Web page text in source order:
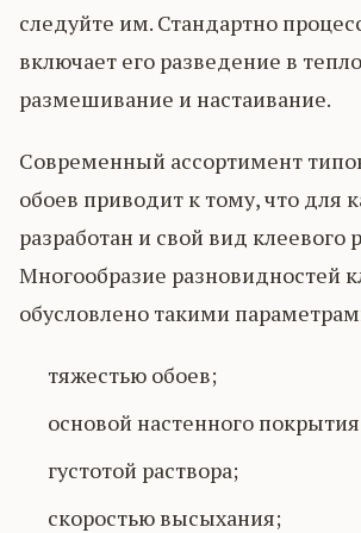
следуйте им. Стандартно
включает его разведение в
размешивание и настаивание.
Современный ассортимент
обоев приводит к тому, что для
разработан и свой вид клеевого
Многообразие разновидностей
обусловлено такими
тяжестью обоев;
основой настенного
густотой раствора;
скоростью высыхания;